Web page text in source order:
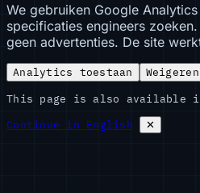
We gebruiken Google
specificaties engineers
geen advertenties. De site
Analytics toestaan
Weigeren
This page is also available
Continue in English
✕